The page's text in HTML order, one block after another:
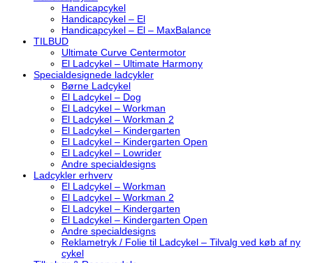
Handicapcykel
Handicapcykel – El
Handicapcykel – El – MaxBalance
TILBUD
Ultimate Curve Centermotor
El Ladcykel – Ultimate Harmony
Specialdesignede ladcykler
Børne Ladcykel
El Ladcykel – Dog
El Ladcykel – Workman
El Ladcykel – Workman 2
El Ladcykel – Kindergarten
El Ladcykel – Kindergarten Open
El Ladcykel – Lowrider
Andre specialdesigns
Ladcykler erhverv
El Ladcykel – Workman
El Ladcykel – Workman 2
El Ladcykel – Kindergarten
El Ladcykel – Kindergarten Open
Andre specialdesigns
Reklametryk / Folie til Ladcykel – Tilvalg ved køb af ny
cykel